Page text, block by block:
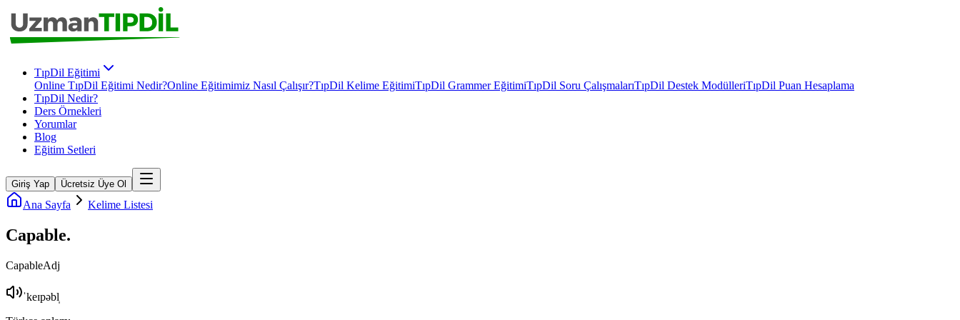
TıpDil Eğitimi
Online TıpDil Eğitimi Nedir?Online Eğitimimiz Nasıl Çalışır?TıpDil Kelime EğitimiTıpDil Grammer EğitimiTıpDil Soru ÇalışmalarıTıpDil Destek ModülleriTıpDil Puan Hesaplama
TıpDil Nedir?
Ders Örnekleri
Yorumlar
Blog
Eğitim Setleri
Giriş Yap Ücretsiz Üye Ol
Ana Sayfa Kelime Listesi
Capable.
CapableAdj
ˈkeɪpəbl̩